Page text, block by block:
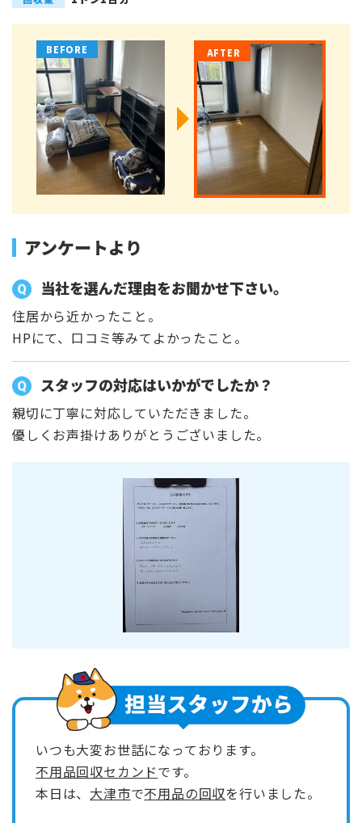
アンケートより
当社を選んだ理由をお聞かせ下さい。
住居から近かったこと。
HPにて、口コミ等みてよかったこと。
スタッフの対応はいかがでしたか？
親切に丁寧に対応していただきました。
優しくお声掛けありがとうございました。
いつも大変お世話になっております。
不用品回収セカンドです。
本日は、 大津市で不用品の回収を行いました。